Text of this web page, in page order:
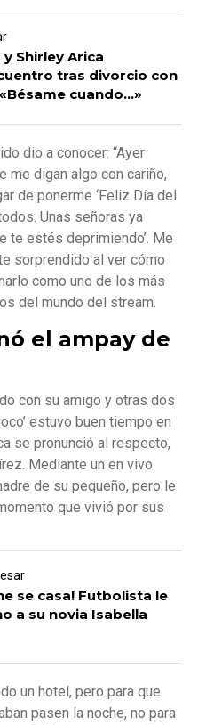
Shirley Arica
tras divorcio con
cuando…»
dio a conocer: “Ayer
me digan algo con cariño,
de ponerme ‘Feliz Día del
todos. Unas señoras ya
te estés deprimiendo’. Me
sorprendido al ver cómo
como uno de los más
del mundo del stream.
el ampay de
con su amigo y otras dos
estuvo buen tiempo en
se pronunció al respecto,
Mediante un en vivo
de su pequeño, pero le
que vivió por sus
se casa! Futbolista le
a su novia Isabella
un hotel, pero para que
pasen la noche, no para